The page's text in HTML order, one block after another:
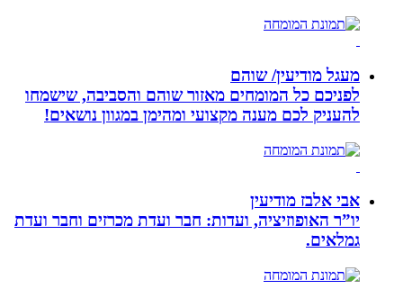
מעגל מודיעין/ שוהם
לפניכם כל המומחים מאזור שוהם והסביבה, שישמחו
להעניק לכם מענה מקצועי ומהימן במגוון נושאים!
אבי אלבז מודיעין
יו”ר האופוזיציה, ועדות: חבר ועדת מכרזים וחבר ועדת
גמלאים.